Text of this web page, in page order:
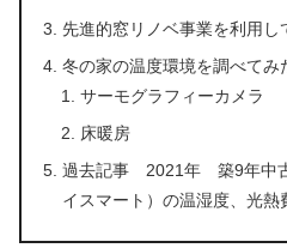
先進的窓リノベ事業を利用し
冬の家の温度環境を調べてみ
サーモグラフィーカメラ
床暖房
過去記事 2021年 築9年中
イスマート）の温湿度、光熱